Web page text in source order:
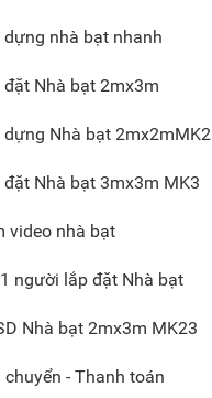
dựng nhà bạt nhanh
đặt Nhà bạt 2mx3m
dựng Nhà bạt 2mx2mMK2
đặt Nhà bạt 3mx3m MK3
video nhà bạt
người lắp đặt Nhà bạt
Nhà bạt 2mx3m MK23
chuyển - Thanh toán